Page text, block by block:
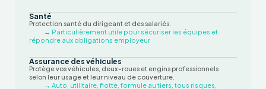
Santé
Protection santé du dirigeant et des salariés.
→ Particulièrement utile pour sécuriser les équipes et
répondre aux obligations employeur
Assurance des véhicules
Protège vos véhicules, deux-roues et engins professionnels
selon leur usage et leur niveau de couverture.
→ Auto, utilitaire, flotte, formule au tiers, tous risques,